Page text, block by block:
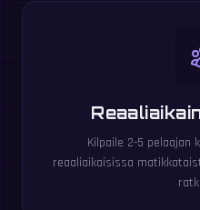
Kilpaile 2-5 pelaajan
reaaliaikaisissa